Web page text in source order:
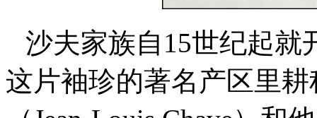
沙夫家族自15世纪起就
这片袖珍的著名产区里